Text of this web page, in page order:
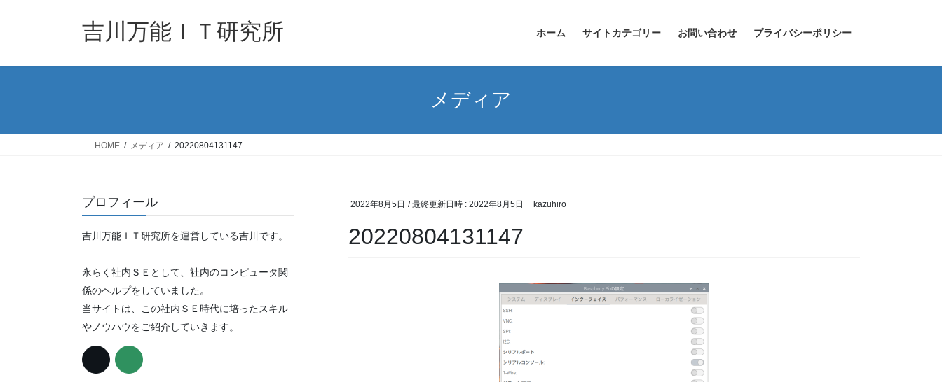
吉川万能ＩＴ研究所 ホーム サイトカテゴリー お問い合わせ プライバシーポリシー
メディア
HOME メディア 20220804131147
2022年8月5日 / 最終更新日時 : 2022年8月5日 kazuhiro
20220804131147
プロフィール
吉川万能ＩＴ研究所を運営している吉川です。
永らく社内ＳＥとして、社内のコンピュータ関
係のヘルプをしていました。
当サイトは、この社内ＳＥ時代に培ったスキル
やノウハウをご紹介していきます。